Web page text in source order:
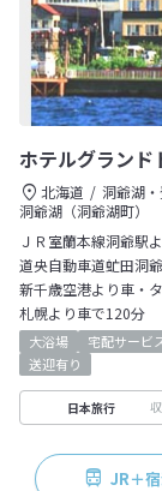
ホテルグランド
北海道
洞爺湖
洞爺湖（洞爺湖町）
ＪＲ室蘭本線洞爺駅
道央自動車道虻田洞
新千歳空港より車・
札幌より車で120分
大浴場 宅配サービ
送迎有り
日本旅行
JR＋